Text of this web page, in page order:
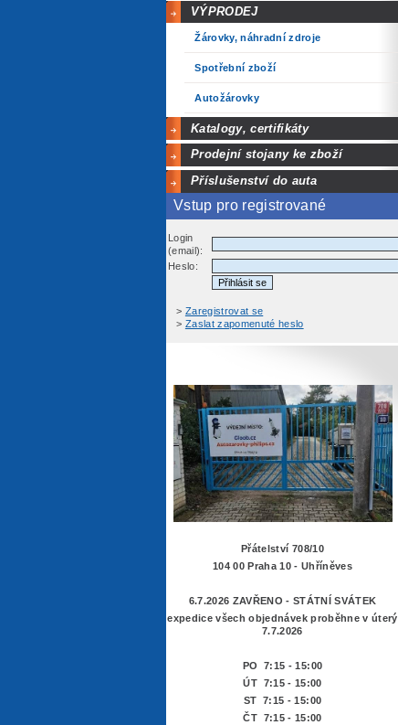
VÝPRODEJ
Žárovky, náhradní zdroje
Spotřební zboží
Autožárovky
Katalogy, certifikáty
Prodejní stojany ke zboží
Příslušenství do auta
Vstup pro registrované
Login
(email):
Heslo:
> Zaregistrovat se
> Zaslat zapomenuté heslo
Přátelství 708/10
104 00 Praha 10 - Uhříněves
6.7.2026 ZAVŘENO - STÁTNÍ SVÁTEK
expedice všech objednávek proběhne v úterý
7.7.2026
PO 7:15 - 15:00
ÚT 7:15 - 15:00
ST 7:15 - 15:00
ČT 7:15 - 15:00